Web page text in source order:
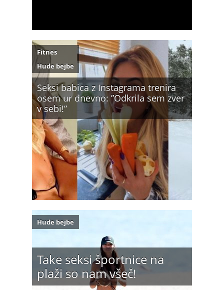
Seksi babica z Instagrama trenira
osem ur dnevno: ”Odkrila sem zver
v sebi!”
Fitnes
Hude bejbe
Take seksi športnice na
plaži so nam všeč!
Hude bejbe